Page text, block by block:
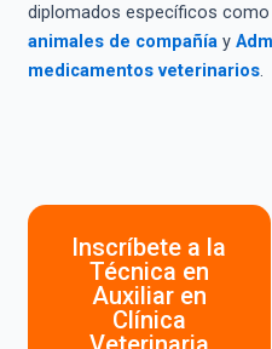
diplomados específicos como
animales de compañíay
medicamentos veterinarios.
Inscríbete a la
Técnica en
Auxiliar en
Clínica